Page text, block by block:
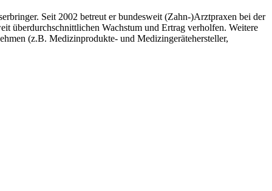
Seit 2002 betreut er bundesweit (Zahn-)Arztpraxen bei der
überdurchschnittlichen Wachstum und Ertrag verholfen. Weitere
(z.B. Medizinprodukte- und Medizingerätehersteller,